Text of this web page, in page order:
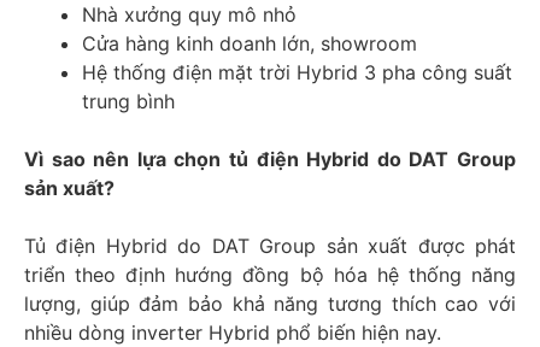
Nhà xưởng quy mô nhỏ
Cửa hàng kinh doanh lớn, showroom
Hệ thống điện mặt trời Hybrid 3 pha công suất
trung bình
Vì sao nên lựa chọn tủ điện Hybrid do DAT Group
sản xuất?
Tủ điện Hybrid do DAT Group sản xuất được phát
triển theo định hướng đồng bộ hóa hệ thống năng
lượng, giúp đảm bảo khả năng tương thích cao với
nhiều dòng inverter Hybrid phổ biến hiện nay.